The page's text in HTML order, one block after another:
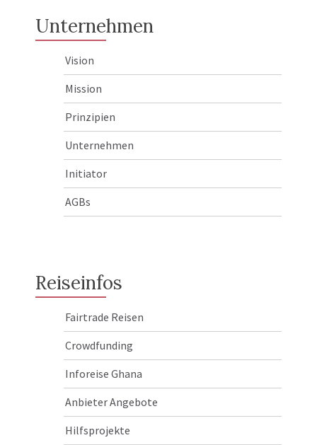
Unternehmen
Vision
Mission
Prinzipien
Unternehmen
Initiator
AGBs
Reiseinfos
Fairtrade Reisen
Crowdfunding
Inforeise Ghana
Anbieter Angebote
Hilfsprojekte